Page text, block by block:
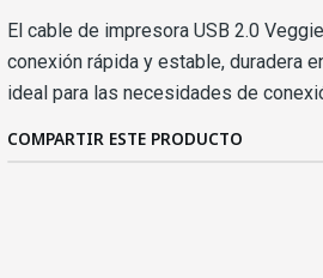
El cable de impresora USB 2.0
conexión rápida y estable, duradera
ideal para las necesidades de
COMPARTIR ESTE PRODUCTO